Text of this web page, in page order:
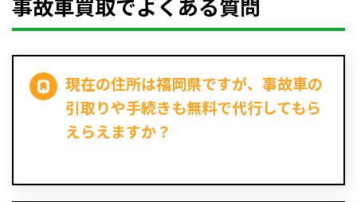
事故車買取でよくある質問
現在の住所は福岡県ですが、事故車の
引取りや手続きも無料で代行してもら
えらえますか？